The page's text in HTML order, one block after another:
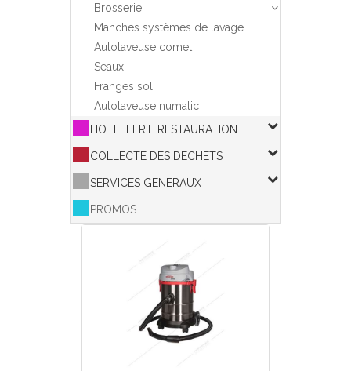
Brosserie
Manches systèmes de lavage
Autolaveuse comet
Seaux
Franges sol
Autolaveuse numatic
HOTELLERIE RESTAURATION
COLLECTE DES DECHETS
SERVICES GENERAUX
PROMOS